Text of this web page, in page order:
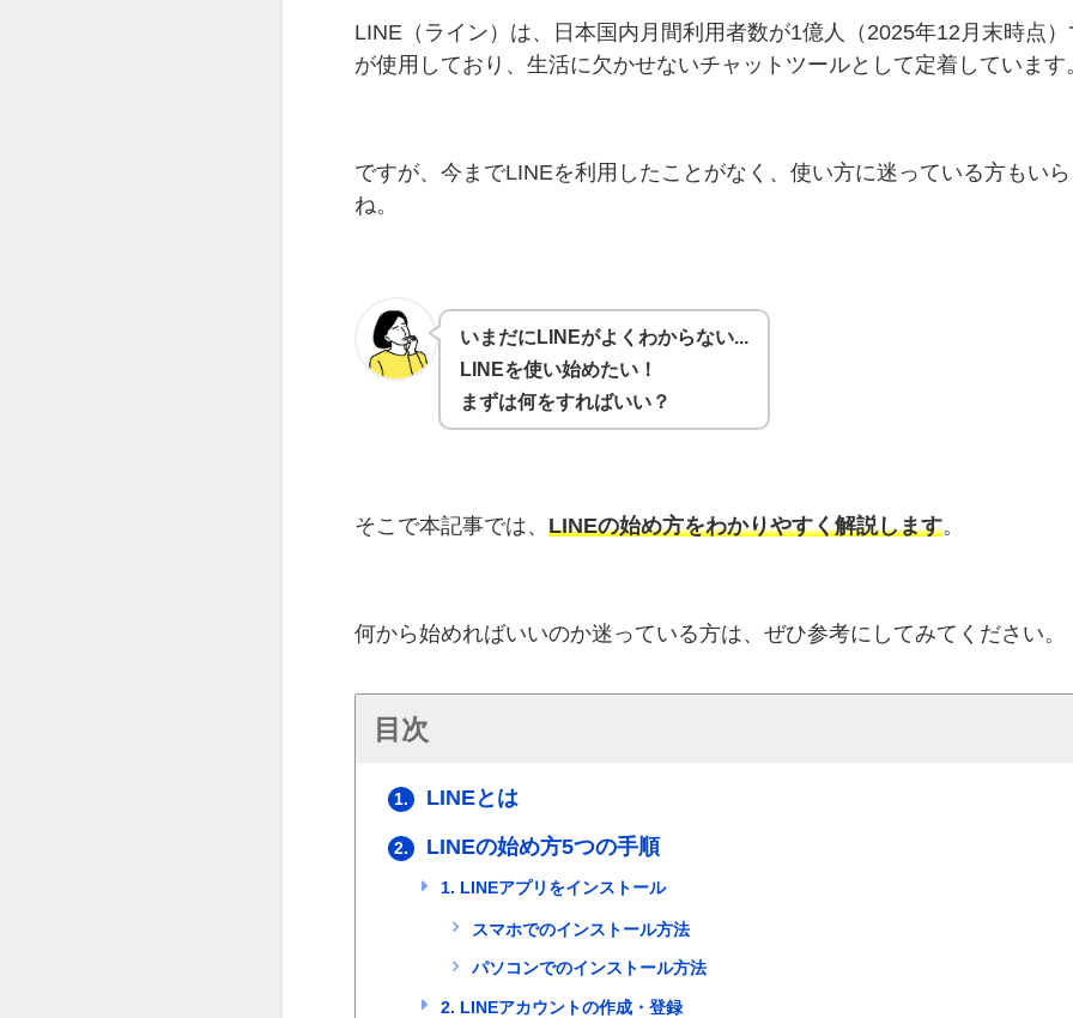
LINE（ライン）は、日本国内月間利用者数が1億人（2025年12月末時点
が使用しており、生活に欠かせないチャットツールとして定着しています
ですが、今までLINEを利用したことがなく、使い方に迷っている方もい
ね。
いまだにLINEがよくわからない...
LINEを使い始めたい！
まずは何をすればいい？
そこで本記事では、 LINEの始め方をわかりやすく解説します。
何から始めればいいのか迷っている方は、ぜひ参考にしてみてください。
目次
1. LINEとは
2. LINEの始め方5つの手順
1. LINEアプリをインストール
スマホでのインストール方法
パソコンでのインストール方法
2. LINEアカウントの作成・登録